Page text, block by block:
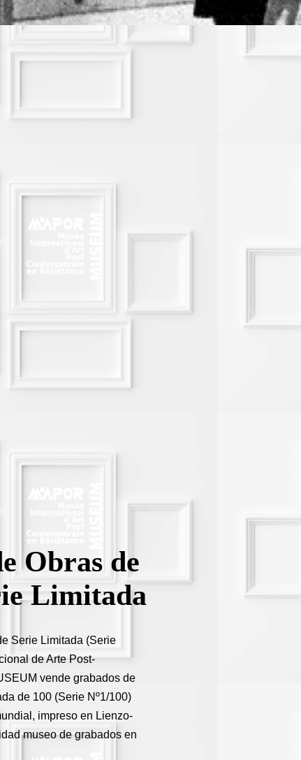
Obras de
Limitada
Serie Limitada (Serie
de Arte Post-
vende grabados de
de 100 (Serie Nº1/100)
impreso en Lienzo-
museo de grabados en